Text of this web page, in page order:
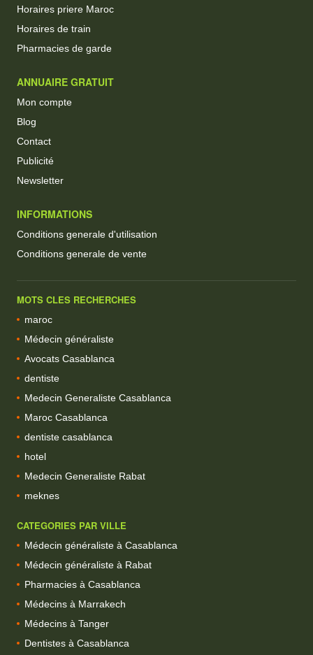
Horaires priere Maroc
Horaires de train
Pharmacies de garde
ANNUAIRE GRATUIT
Mon compte
Blog
Contact
Publicité
Newsletter
INFORMATIONS
Conditions generale d'utilisation
Conditions generale de vente
MOTS CLES RECHERCHES
maroc
Médecin généraliste
Avocats Casablanca
dentiste
Medecin Generaliste Casablanca
Maroc Casablanca
dentiste casablanca
hotel
Medecin Generaliste Rabat
meknes
CATEGORIES PAR VILLE
Médecin généraliste à Casablanca
Médecin généraliste à Rabat
Pharmacies à Casablanca
Médecins à Marrakech
Médecins à Tanger
Dentistes à Casablanca